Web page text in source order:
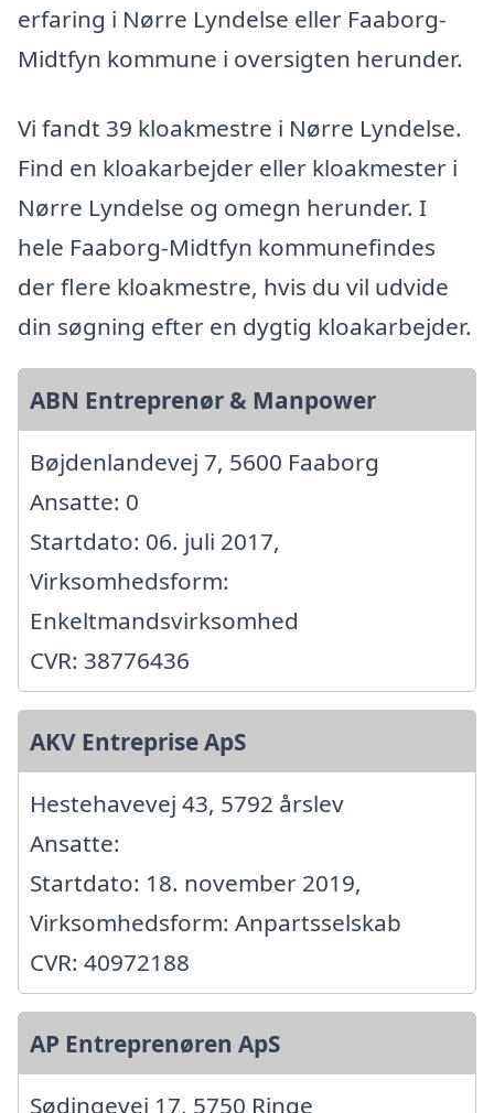
erfaring i Nørre Lyndelse eller Faaborg-
Midtfyn kommune i oversigten herunder.
Vi fandt 39 kloakmestre i Nørre Lyndelse.
Find en kloakarbejder eller kloakmester i
Nørre Lyndelse og omegn herunder. I
hele Faaborg-Midtfyn kommunefindes
der flere kloakmestre, hvis du vil udvide
din søgning efter en dygtig kloakarbejder.
ABN Entreprenør & Manpower
Bøjdenlandevej 7, 5600 Faaborg
Ansatte: 0
Startdato: 06. juli 2017,
Virksomhedsform:
Enkeltmandsvirksomhed
CVR: 38776436
AKV Entreprise ApS
Hestehavevej 43, 5792 årslev
Ansatte:
Startdato: 18. november 2019,
Virksomhedsform: Anpartsselskab
CVR: 40972188
AP Entreprenøren ApS
Sødingevej 17, 5750 Ringe